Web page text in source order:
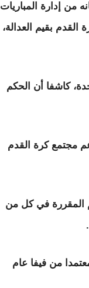
من إدارة المباريات
بقيم العدالة،
كاشفا أن الحكم
مجتمع كرة القدم
العالم المقررة في كل من
من فيفا عام